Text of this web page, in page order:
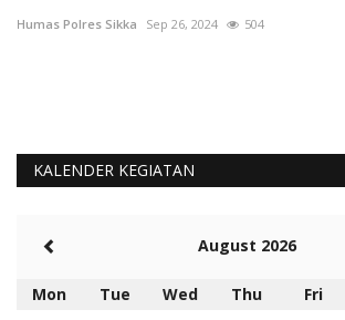
Humas Polres Sikka Sep 26, 2024 504
KALENDER KEGIATAN
August 2026
Mon Tue Wed Thu Fri